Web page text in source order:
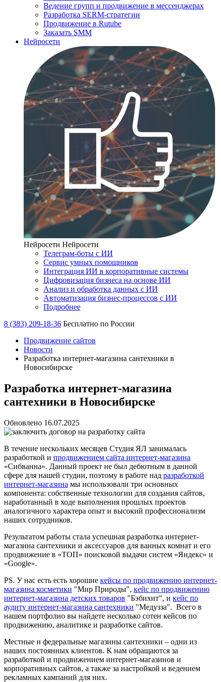
Ведение групп и продвижение в мессенджерах
Разработка SERM-стратегии
Продвижение в Rutube
Заказать SMM
Нейросети
Нейросети Нейросети
Телеграм-боты с ИИ
Сервис умных помощников
Интеграция ИИ в корпоративные системы
Цифровизация бизнеса на основе ИИ
Анализ и обработка данных с ИИ
Автоматизация бизнес-процессов с ИИ
Подробнее
8 (383) 209-18-36 Бесплатно по России
Продвижение сайтов
Новости
Разработка интернет-магазина сантехники в
Новосибирске
Разработка интернет-магазина
сантехники в Новосибирске
Обновлено 16.07.2025
В течение нескольких месяцев Студия ЯЛ занималась
разработкой и продвижением сайта интернет-магазина
«Сибванна». Данный проект не был дебютным в данной
сфере для нашей студии, поэтому в работе над разработкой
интернет-магазина мы использовали три основных
компонента: собственные технологии для создания сайтов,
наработанный в ходе выполнения прошлых проектов
аналогичного характера опыт и высокий профессионализм
наших сотрудников.
Результатом работы стала успешная разработка интернет-
магазина сантехники и аксессуаров для ванных комнат и его
продвижение в «ТОП» поисковой выдачи систем «Яндекс» и
«Google».
PS. У нас есть есть хорошие кейсы по продвижению интернет-
магазина косметики "Мир Природы", кейс по продвижению
интернет-магазина детских товаров "Бэбихит", и кейс по
аудиту интернет-магазина сантехники "Медузза". Всего в
нашем портфолио вы найдете несколько сотен кейсов по
продвижению, аналитике и разработке сайтов.
Местные и федеральные магазины сантехники – одни из
наших постоянных клиентов. К нам обращаются за
разработкой и продвижением интернет-магазинов и
корпоративных сайтов, а также за настройкой и ведением
рекламных кампаний для них.